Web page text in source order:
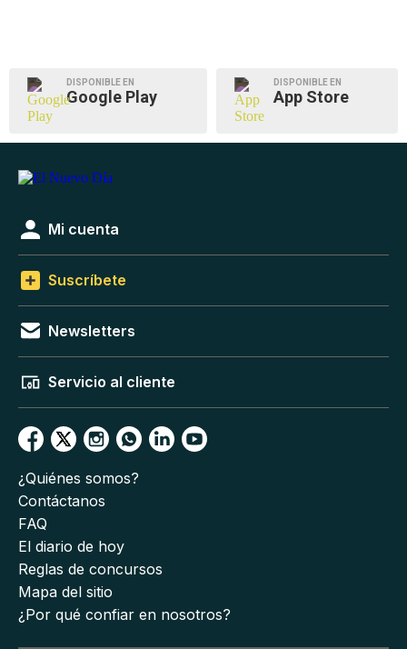
DISPONIBLE EN
Google Play
DISPONIBLE EN
App Store
Mi cuenta
Suscríbete
Newsletters
Servicio al cliente
¿Quiénes somos?
Contáctanos
FAQ
El diario de hoy
Reglas de concursos
Mapa del sitio
¿Por qué confiar en nosotros?